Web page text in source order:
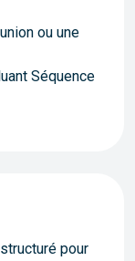
ou une
Séquence
pour